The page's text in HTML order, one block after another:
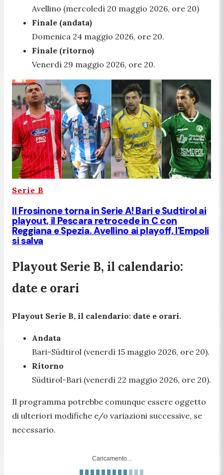
Avellino (mercoledì 20 maggio 2026, ore 20)
Finale (andata)
Domenica 24 maggio 2026, ore 20.
Finale (ritorno)
Venerdì 29 maggio 2026, ore 20.
Serie B
Il Frosinone torna in Serie A! Bari e Sudtirol ai
playout, il Pescara retrocede in C con
Reggiana e Spezia. Avellino ai playoff, l'Empoli
si salva
Playout Serie B, il calendario:
date e orari
Playout Serie B, il calendario: date e orari.
Andata
Bari-Südtirol (venerdì 15 maggio 2026, ore 20).
Ritorno
Südtirol-Bari (venerdì 22 maggio 2026, ore 20).
Il programma potrebbe comunque essere oggetto
di ulteriori modifiche e/o variazioni successive, se
necessario.
Caricamento...